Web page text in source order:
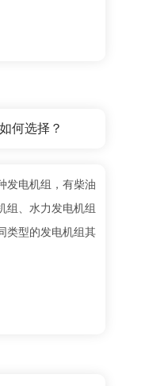
何选择？
发电机组，有柴油
组、水力发电机组
类型的发电机组其